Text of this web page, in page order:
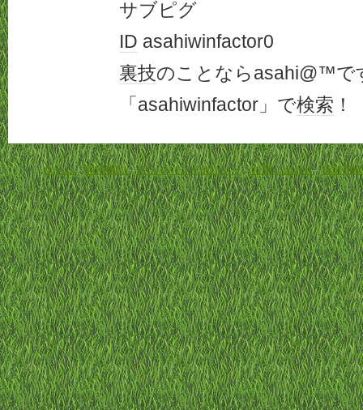
サブピグ
ID asahiwinfactor0
裏技のことならasahi@™で
「asahiwinfactor」で検索 ！
ホーム-利用規約-プライバシーポリシー-お問い合わせ-特定商